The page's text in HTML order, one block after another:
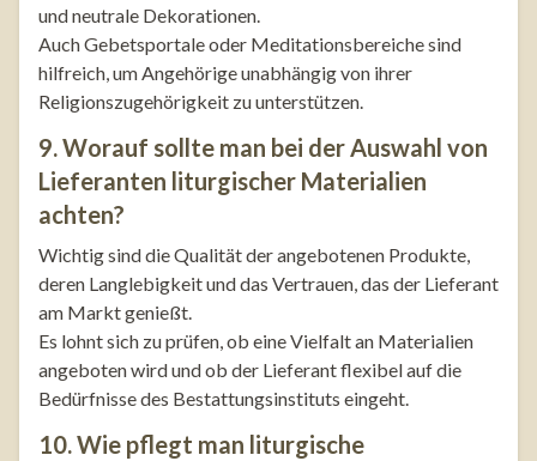
und neutrale Dekorationen.
Auch Gebetsportale oder Meditationsbereiche sind
hilfreich, um Angehörige unabhängig von ihrer
Religionszugehörigkeit zu unterstützen.
9. Worauf sollte man bei der Auswahl von
Lieferanten liturgischer Materialien
achten?
Wichtig sind die Qualität der angebotenen Produkte,
deren Langlebigkeit und das Vertrauen, das der Lieferant
am Markt genießt.
Es lohnt sich zu prüfen, ob eine Vielfalt an Materialien
angeboten wird und ob der Lieferant flexibel auf die
Bedürfnisse des Bestattungsinstituts eingeht.
10. Wie pflegt man liturgische